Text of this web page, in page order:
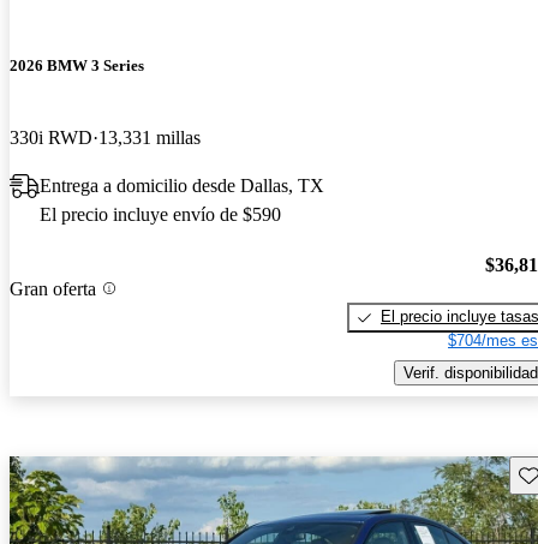
2026 BMW 3 Series
330i RWD 13,331 millas
Entrega a domicilio desde Dallas, TX
El precio incluye envío de $590
Gran oferta
El precio incluye tasas
$704/mes
Verif. disponibilidad